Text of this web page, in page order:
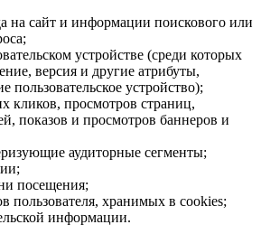
на сайт и информации поискового или
устройстве (среди которых
версия и другие атрибуты,
пользовательское устройство);
кликов, просмотров страниц,
показов и просмотров баннеров и
аудиторные сегменты;
посещения;
пользователя, хранимых в cookies;
информации.